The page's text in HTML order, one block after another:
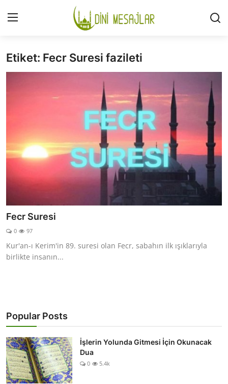
Giriş Kayıt Ol
HAKKIMIZDA
DESTEKLİYORUM
SURELER
NAMAZ
DUALAR
KİMDİR?
KISSADAN HİSSE
DİNİ BİLGİLER
Etiket: Fecr Suresi fazileti
Fecr Suresi
0 97
Kur'an-ı Kerim'in 89. suresi olan Fecr, sabahın ilk ışıklarıyla
birlikte insanın...
Popular Posts
İşlerin Yolunda Gitmesi İçin Okunacak
Dua
0 5.4k